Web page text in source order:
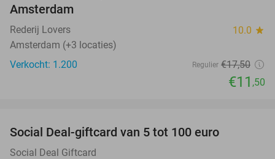
Amsterdam
Rederij Lovers 10.0 star
Amsterdam (+3 locaties)
Verkocht: 1.200
Regulier €17,50
€11 ,50
Social Deal-giftcard van 5 tot 100 euro
Social Deal Giftcard